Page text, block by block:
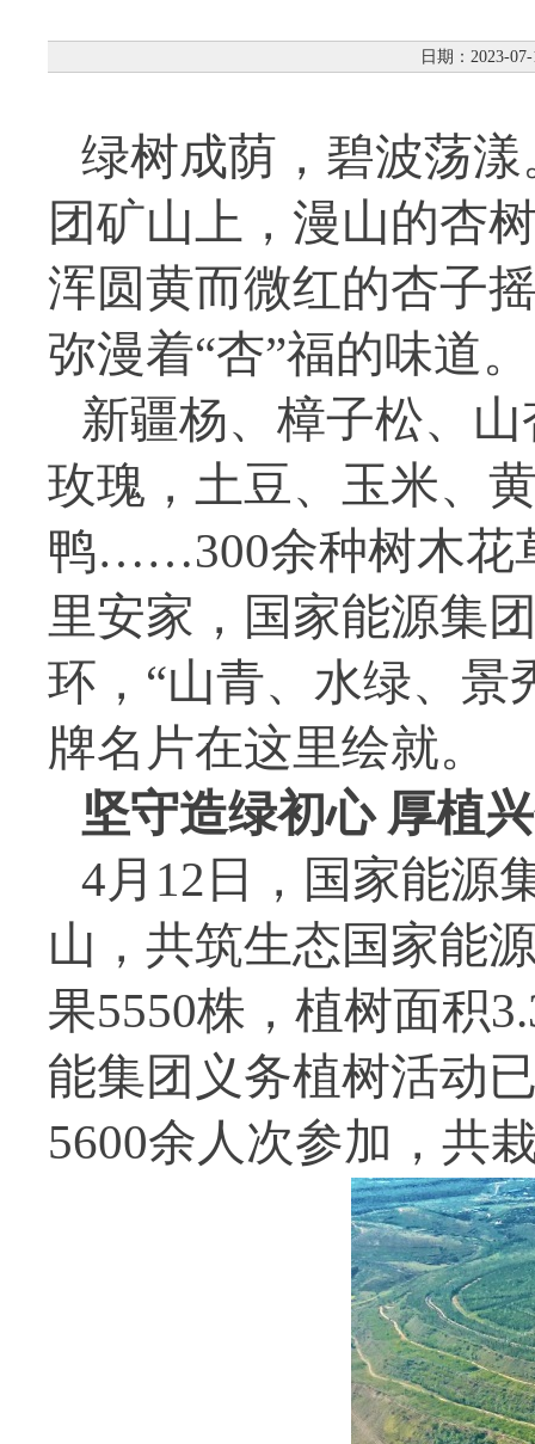
日期：2023-
绿树成荫，碧波荡
团矿山上，漫山的杏
浑圆黄而微红的杏子
弥漫着“杏”福的味道。
新疆杨、樟子松、
玫瑰，土豆、玉米、
鸭……300余种树木花
里安家，国家能源集
环，“山青、水绿、景
牌名片在这里绘就。
坚守造绿初心 厚植
4月12日，国家能源
山，共筑生态国家能
果5550株，植树面积
能集团义务植树活动
5600余人次参加，共